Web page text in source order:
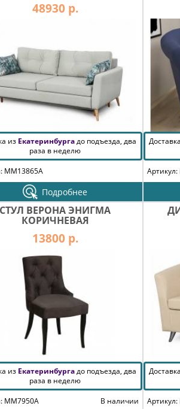
48930 р.
из Екатеринбургадо подъезда, два
раза в неделю
MM13865A
Подробнее
СТУЛ ВЕРОНА ЭНИГМА
КОРИЧНЕВАЯ
13800 р.
из Екатеринбургадо подъезда, два
раза в неделю
MM7950A
В наличии